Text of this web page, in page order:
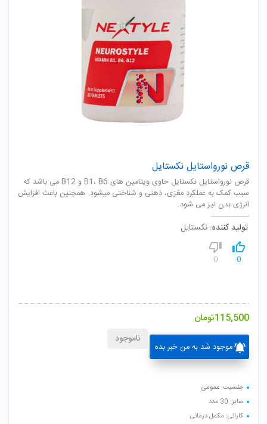
قرص نورواستایل نکستایل
قرص نورواستایل نکستایل حاوی ویتامین های B1، B6 و B12 می باشد که
سبب کمک به عملکرد مغزی، ذهنی و شناختی میشود. همچنین باعث افزایش
انرژی بدن نیز می شود.
تولید کننده: نکستایل
0
0
115,500تومان
موجود شد به من خبر بده
ناموجود
جنسیت: عمومی
سایز: 30 عدد
کارائی: مکمل درمانی